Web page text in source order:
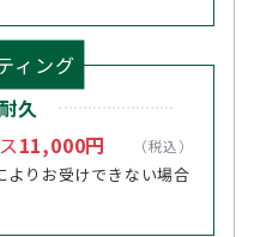
ィング
久
11,000円 （税込）
りお受けできない場合